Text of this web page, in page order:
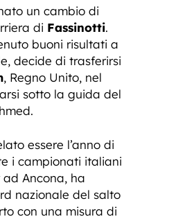
un cambio di
di Fassinotti.
buoni risultati a
decide di trasferirsi
, Regno Unito, nel
sotto la guida del
essere l’anno di
i campionati italiani
Ancona, ha
nazionale del salto
con una misura di